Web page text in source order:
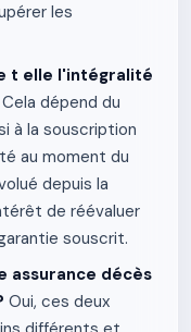
les
t elle l'intégralité
Cela dépend du
à la souscription
au moment du
depuis la
de réévaluer
souscrit.
assurance décès
Oui, ces deux